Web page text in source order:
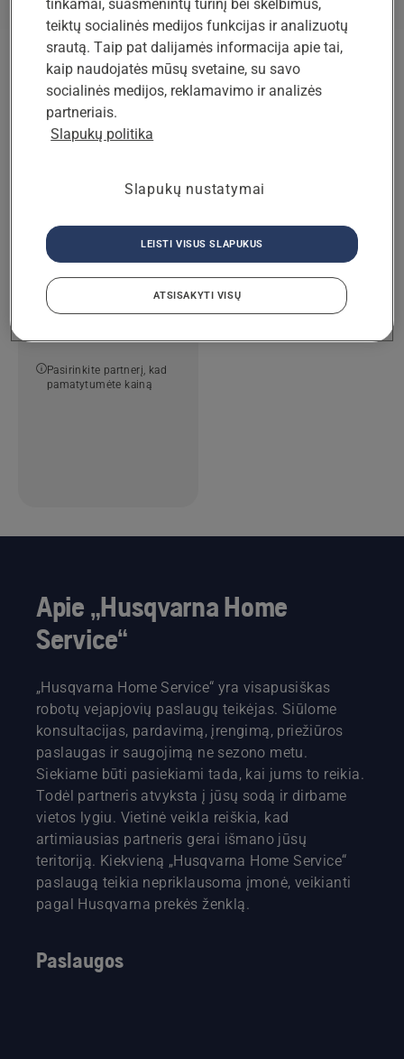
„Husqvarna Warranty
Plus“
Mažiau rūpesčių dėl
roboto vejapjovės
garantijos – trejų metų
apsauga.
Pasirinkite partnerį, kad
pamatytumėte kainą
Apie „Husqvarna Home
Service“
„Husqvarna Home Service“ yra visapusiškas
robotų vejapjovių paslaugų teikėjas. Siūlome
konsultacijas, pardavimą, įrengimą, priežiūros
paslaugas ir saugojimą ne sezono metu.
Siekiame būti pasiekiami tada, kai jums to reikia.
Todėl partneris atvyksta į jūsų sodą ir dirbame
vietos lygiu. Vietinė veikla reiškia, kad
artimiausias partneris gerai išmano jūsų
teritoriją. Kiekvieną „Husqvarna Home Service“
paslaugą teikia nepriklausoma įmonė, veikianti
pagal Husqvarna prekės ženklą.
Paslaugos
tinkamai, suasmenintų turinį bei skelbimus,
teiktų socialinės medijos funkcijas ir analizuotų
srautą. Taip pat dalijamės informacija apie tai,
kaip naudojatės mūsų svetaine, su savo
socialinės medijos, reklamavimo ir analizės
partneriais.
Slapukų politika
Slapukų nustatymai
ATSISAKYTI VISŲ
LEISTI VISUS SLAPUKUS